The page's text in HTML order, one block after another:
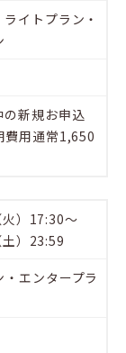
イトプラン・
の新規お申込
費用通常1,650
）17:30～
）23:59
エンタープラ